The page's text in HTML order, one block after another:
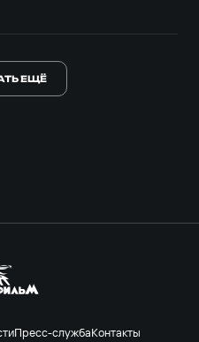
ЕЩЁ
Пресс-службаКонтакты